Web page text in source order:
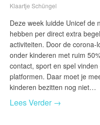
Klaartje Schüngel
Deze week luidde Unicef de
hebben per direct extra
activiteiten. Door de
onder kinderen met ruim
contact, sport en spel
platformen. Daar moet je
kinderen bezitten nog niet…
Lees Verder →